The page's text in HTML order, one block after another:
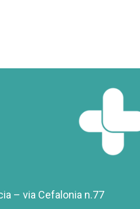
– via Cefalonia n.77